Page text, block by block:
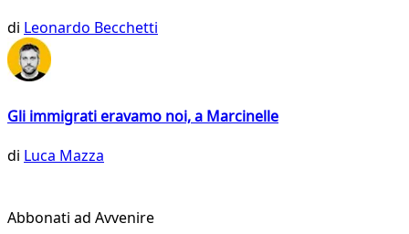
di Leonardo Becchetti
Gli immigrati eravamo noi, a Marcinelle
di Luca Mazza
Abbonati ad Avvenire